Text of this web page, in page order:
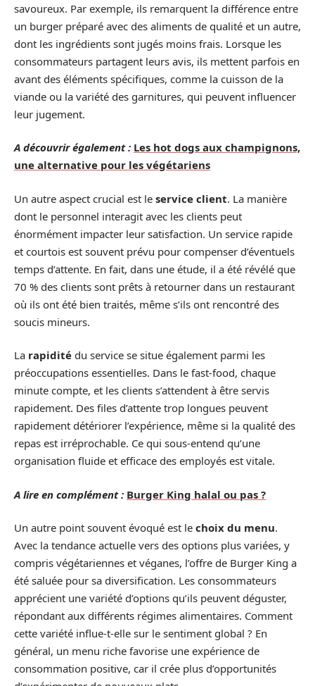
savoureux. Par exemple, ils remarquent la différence entre
un burger préparé avec des aliments de qualité et un autre,
dont les ingrédients sont jugés moins frais. Lorsque les
consommateurs partagent leurs avis, ils mettent parfois en
avant des éléments spécifiques, comme la cuisson de la
viande ou la variété des garnitures, qui peuvent influencer
leur jugement.
A découvrir également : Les hot dogs aux champignons,
une alternative pour les végétariens
Un autre aspect crucial est le service client. La manière
dont le personnel interagit avec les clients peut
énormément impacter leur satisfaction. Un service rapide
et courtois est souvent prévu pour compenser d’éventuels
temps d’attente. En fait, dans une étude, il a été révélé que
70 % des clients sont prêts à retourner dans un restaurant
où ils ont été bien traités, même s’ils ont rencontré des
soucis mineurs.
La rapidité du service se situe également parmi les
préoccupations essentielles. Dans le fast-food, chaque
minute compte, et les clients s’attendent à être servis
rapidement. Des files d’attente trop longues peuvent
rapidement détériorer l’expérience, même si la qualité des
repas est irréprochable. Ce qui sous-entend qu’une
organisation fluide et efficace des employés est vitale.
A lire en complément : Burger King halal ou pas ?
Un autre point souvent évoqué est le choix du menu.
Avec la tendance actuelle vers des options plus variées, y
compris végétariennes et véganes, l’offre de Burger King a
été saluée pour sa diversification. Les consommateurs
apprécient une variété d’options qu’ils peuvent déguster,
répondant aux différents régimes alimentaires. Comment
cette variété influe-t-elle sur le sentiment global ? En
général, un menu riche favorise une expérience de
consommation positive, car il crée plus d’opportunités